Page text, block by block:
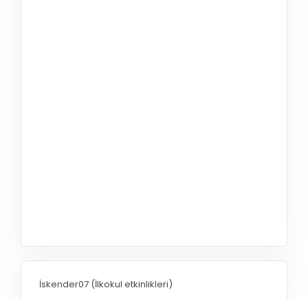
İskender07 (İlkokul etkinlikleri)